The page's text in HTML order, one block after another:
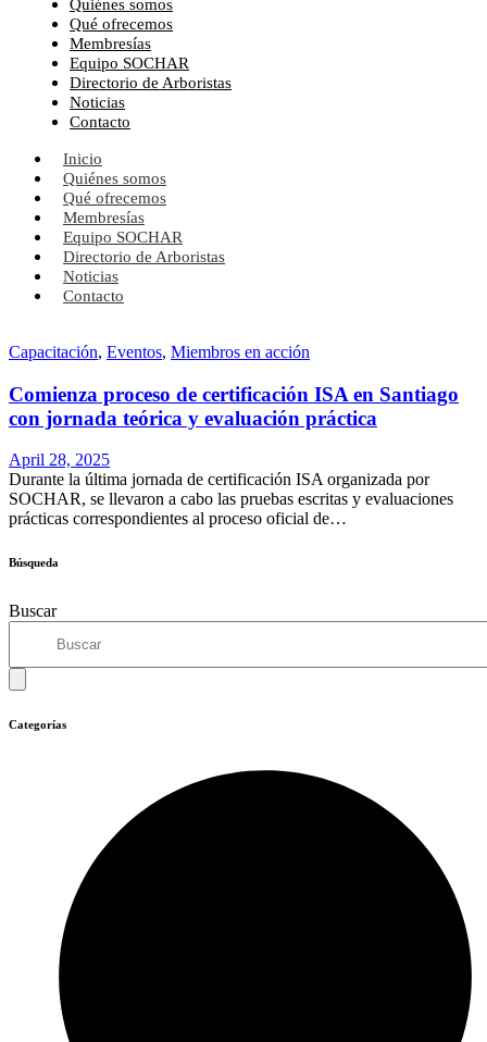
Quiénes somos
Qué ofrecemos
Membresías
Equipo SOCHAR
Directorio de Arboristas
Noticias
Contacto
Inicio
Quiénes somos
Qué ofrecemos
Membresías
Equipo SOCHAR
Directorio de Arboristas
Noticias
Contacto
Capacitación, Eventos, Miembros en acción
Comienza proceso de certificación ISA en Santiago
con jornada teórica y evaluación práctica
April 28, 2025
Durante la última jornada de certificación ISA organizada por
SOCHAR, se llevaron a cabo las pruebas escritas y evaluaciones
prácticas correspondientes al proceso oficial de…
Búsqueda
Buscar
Categorías